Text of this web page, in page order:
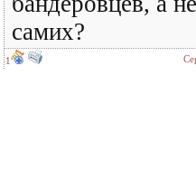
самих?
1